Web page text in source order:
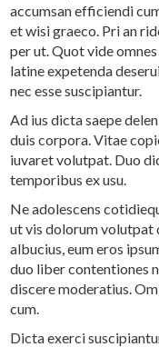
accumsan efficiendi
et wisi graeco. Pri an
per ut. Quot vide
latine expetenda
nec esse suscipiantur.
Ad ius dicta saepe
duis corpora. Vitae
iuvaret volutpat. Duo
temporibus ex usu.
Ne adolescens
ut vis dolorum volutpat
albucius, eum eros
duo liber contentiones
discere moderatius.
cum.
Dicta exerci